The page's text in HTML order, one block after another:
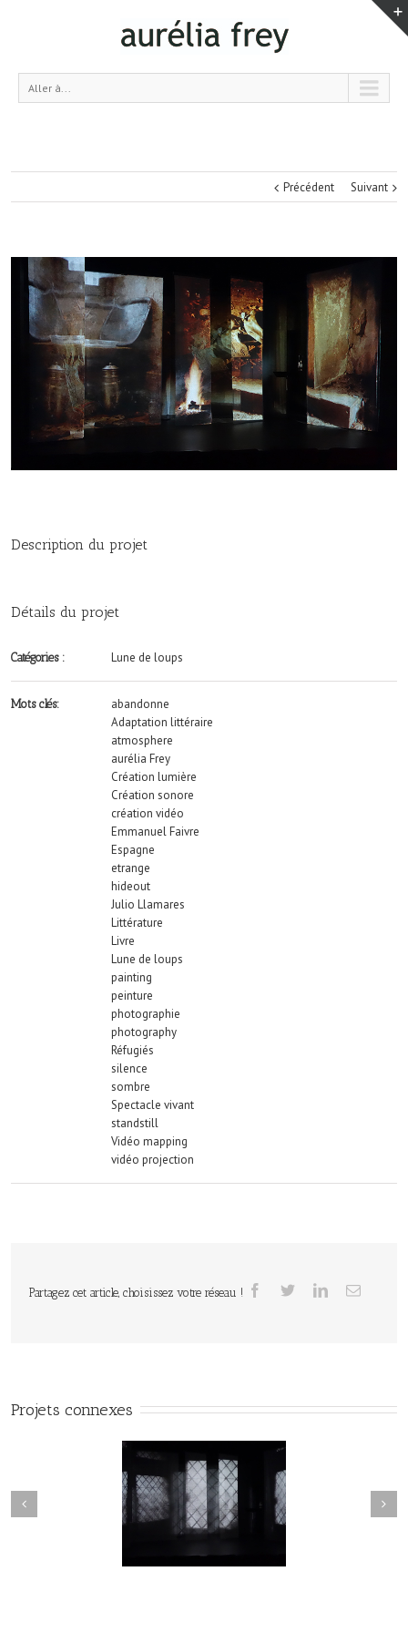
Aller à...
Précédent Suivant
Description du projet
Détails du projet
Catégories : Lune de loups
Mots clés:
abandonne
Adaptation littéraire
atmosphere
aurélia Frey
Création lumière
Création sonore
création vidéo
Emmanuel Faivre
Espagne
etrange
hideout
Julio Llamares
Littérature
Livre
Lune de loups
painting
peinture
photographie
photography
Réfugiés
silence
sombre
Spectacle vivant
standstill
Vidéo mapping
vidéo projection
Partagez cet article, choisissez votre réseau !
Projets connexes
de loups#19 Lune de loups#18